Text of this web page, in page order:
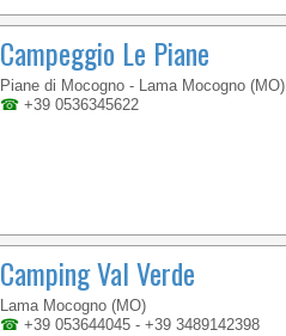
Campeggio Le Piane
Piane di Mocogno - Lama Mocogno (MO)
☎ +39 0536345622
Camping Val Verde
Lama Mocogno (MO)
☎ +39 053644045 - +39 3489142398